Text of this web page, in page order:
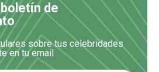
de
sobre tus celebridades
en tu email